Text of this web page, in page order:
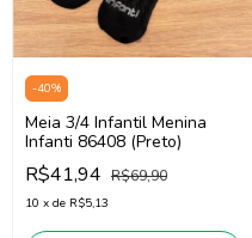
-40%
Meia 3/4 Infantil Menina
Infanti 86408 (Preto)
R$41,94 R$69,90
10 x de R$5,13